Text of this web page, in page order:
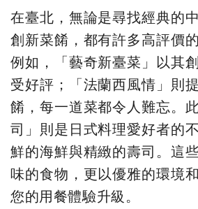
在臺北，無論是尋找經典的
創新菜餚，都有許多高評價
例如，「藝奇新臺菜」以其
受好評；「法蘭西風情」則
餚，每一道菜都令人難忘。
司」則是日式料理愛好者的
鮮的海鮮與精緻的壽司。這
味的食物，更以優雅的環境
您的用餐體驗升級。